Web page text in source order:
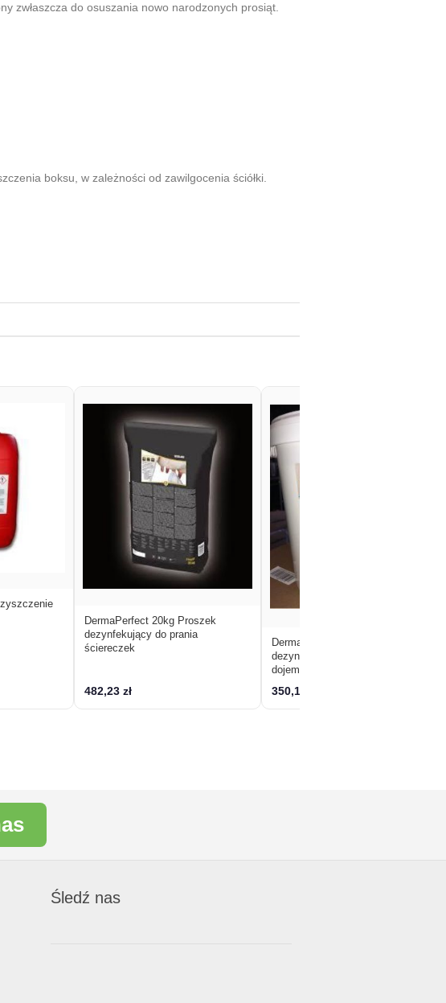
zwłaszcza do osuszania nowo narodzonych prosiąt.
boksu, w zależności od zawilgocenia ściółki.
DermaPerfect 20kg Proszek
dezynfekujący do prania
ściereczek
482,23 zł
DermaPowder 8kg czyszczenie i
dezynfekcja chusteczek przed
dojem
350,12 zł
Śledź nas